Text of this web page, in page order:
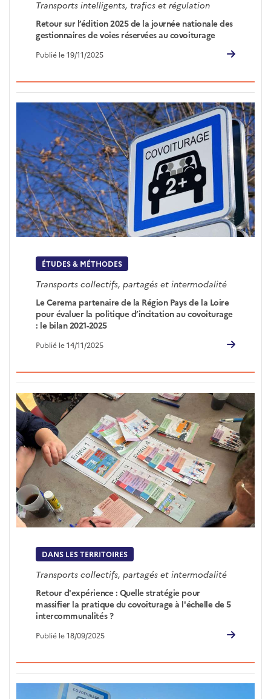
Transports intelligents, trafics et régulation
Retour sur l’édition 2025 de la journée nationale des
gestionnaires de voies réservées au covoiturage
Publié le 19/11/2025
ÉTUDES & MÉTHODES
Transports collectifs, partagés et intermodalité
Le Cerema partenaire de la Région Pays de la Loire
pour évaluer la politique d’incitation au covoiturage
: le bilan 2021-2025
Publié le 14/11/2025
DANS LES TERRITOIRES
Transports collectifs, partagés et intermodalité
Retour d'expérience : Quelle stratégie pour
massifier la pratique du covoiturage à l'échelle de 5
intercommunalités ?
Publié le 18/09/2025